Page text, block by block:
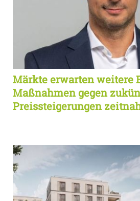
Märkte erwarten weitere
Maßnahmen gegen
Preissteigerungen